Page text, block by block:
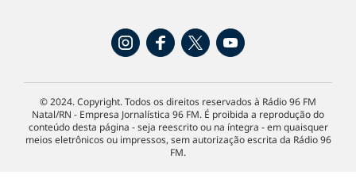
© 2024. Copyright. Todos os direitos reservados à Rádio 96 FM
Natal/RN - Empresa Jornalística 96 FM. É proibida a reprodução do
conteúdo desta página - seja reescrito ou na íntegra - em quaisquer
meios eletrônicos ou impressos, sem autorização escrita da Rádio 96
FM.